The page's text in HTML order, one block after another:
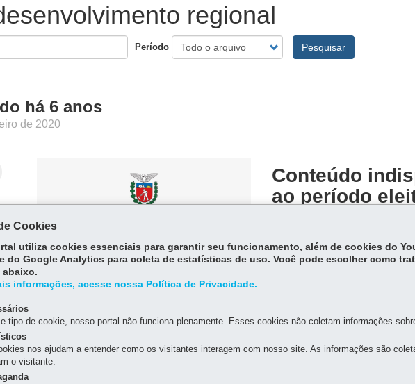
regional
Período Pesquisar
há 6 anos
de 2020
Conteúdo
ao período
Cookies
utiliza cookies essenciais para garantir seu funcionamento, além de cookies do
do Google Analytics para coleta de estatísticas de uso. Você pode escolher como
informações, acesse nossa Política de Privacidade.
tipo de cookie, nosso portal não funciona plenamente. Esses cookies não coletam informações
nos ajudam a entender como os visitantes interagem com nosso site. As informações são
o visitante.